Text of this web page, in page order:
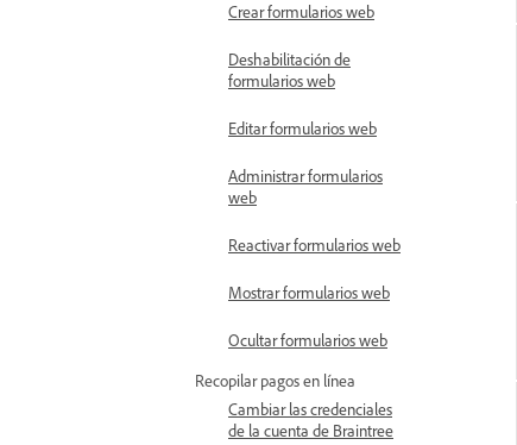
Crear formularios web
Deshabilitación de
formularios web
Editar formularios web
Administrar formularios
web
Reactivar formularios web
Mostrar formularios web
Ocultar formularios web
Recopilar pagos en línea
Cambiar las credenciales
de la cuenta de Braintree